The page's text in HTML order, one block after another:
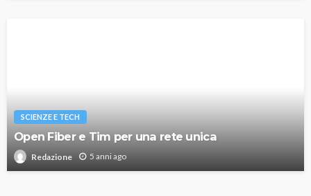
SCIENZE E TECH
Open Fiber e Tim per una rete unica
Redazione 5 anni ago